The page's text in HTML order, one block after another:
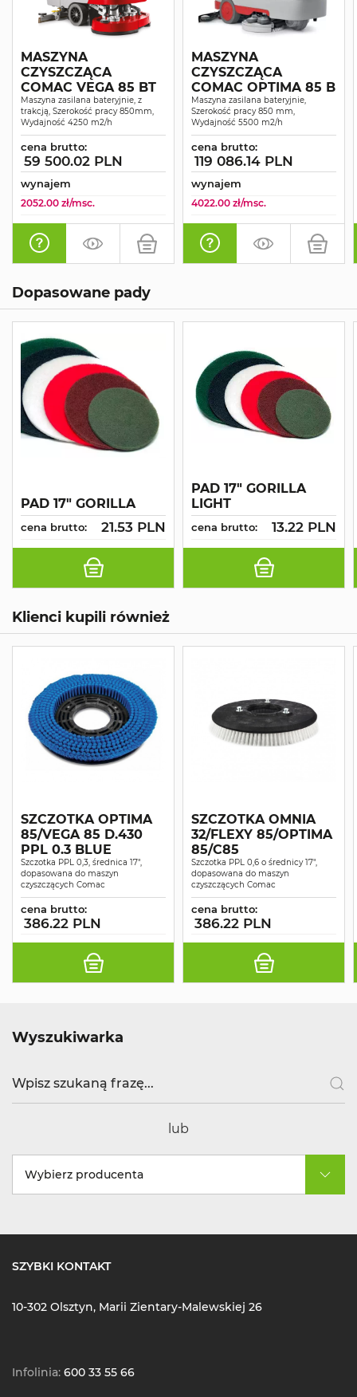
MASZYNA
CZYSZCZĄCA
COMAC VEGA 85 BT
Maszyna zasilana bateryjnie, z
trakcją, Szerokość pracy 850mm,
Wydajność 4250 m2/h
cena brutto:
59 500.02 PLN
wynajem
2052.00 zł/msc.
MASZYNA
CZYSZCZĄCA
COMAC OPTIMA 85 B
Maszyna zasilana bateryjnie,
Szerokość pracy 850 mm,
Wydajność 5500 m2/h
cena brutto:
119 086.14 PLN
wynajem
4022.00 zł/msc.
Dopasowane pady
PAD 17" GORILLA
cena brutto: 21.53 PLN
PAD 17" GORILLA
LIGHT
cena brutto: 13.22 PLN
Klienci kupili również
SZCZOTKA OPTIMA
85/VEGA 85 D.430
PPL 0.3 BLUE
Szczotka PPL 0,3, średnica 17",
dopasowana do maszyn
czyszczących Comac
cena brutto:
386.22 PLN
SZCZOTKA OMNIA
32/FLEXY 85/OPTIMA
85/C85
Szczotka PPL 0,6 o średnicy 17",
dopasowana do maszyn
czyszczących Comac
cena brutto:
386.22 PLN
Wyszukiwarka
lub
Wybierz producenta
SZYBKI KONTAKT
10-302 Olsztyn, Marii Zientary-Malewskiej 26
Infolinia: 600 33 55 66